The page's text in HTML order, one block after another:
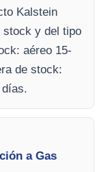
Kalstein
stock y del tipo
aéreo 15-
de stock:
a Gas